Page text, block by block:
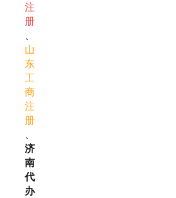
注
册
、
山
东
工
商
注
册
、
济
南
代
办